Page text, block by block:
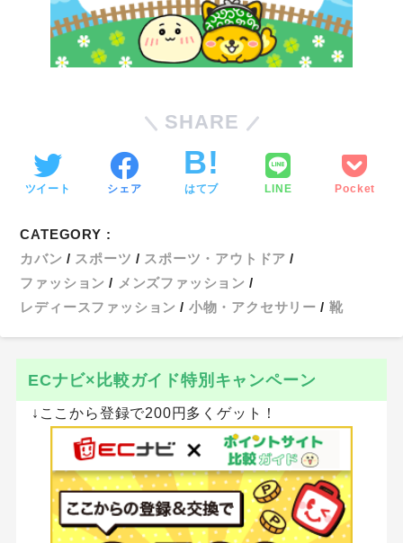
SHARE
ツイート シェア はてブ LINE Pocket
CATEGORY :
カバン
スポーツ
スポーツ・アウトドア
ファッション
メンズファッション
レディースファッション
小物・アクセサリー 靴
ECナビ×比較ガイド特別キャンペーン
↓ここから登録で200円多くゲット！